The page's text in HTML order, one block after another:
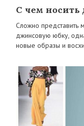
С чем
Сложно представить
джинсовую юбку,
новые образы и